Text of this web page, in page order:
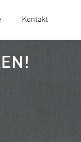
Kontakt